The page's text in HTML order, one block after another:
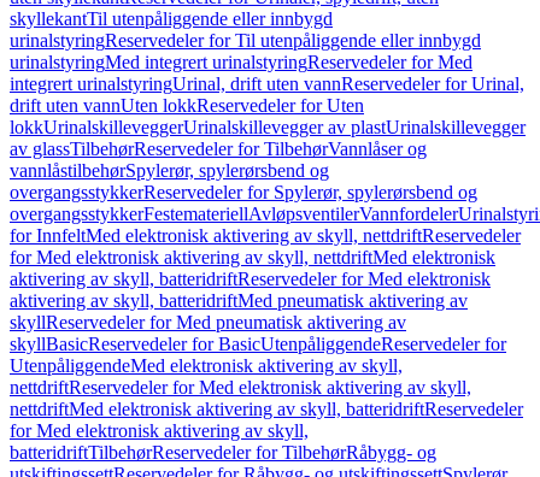
skyllekantTil utenpåliggende eller innbygd
urinalstyringReservedeler for Til utenpåliggende eller innbygd
urinalstyringMed integrert urinalstyringReservedeler for Med
integrert urinalstyringUrinal, drift uten vannReservedeler for Urinal,
drift uten vannUten lokkReservedeler for Uten
lokkUrinalskilleveggerUrinalskillevegger av plastUrinalskillevegger
av glassTilbehørReservedeler for TilbehørVannlåser og
vannlåstilbehørSpylerør, spylerørsbend og
overgangsstykkerReservedeler for Spylerør, spylerørsbend og
overgangsstykkerFestemateriellAvløpsventilerVannfordeler
for InnfeltMed elektronisk aktivering av skyll, nettdriftReservedeler
for Med elektronisk aktivering av skyll, nettdriftMed elektronisk
aktivering av skyll, batteridriftReservedeler for Med elektronisk
aktivering av skyll, batteridriftMed pneumatisk aktivering av
skyllReservedeler for Med pneumatisk aktivering av
skyllBasicReservedeler for BasicUtenpåliggendeReservedeler for
UtenpåliggendeMed elektronisk aktivering av skyll,
nettdriftReservedeler for Med elektronisk aktivering av skyll,
nettdriftMed elektronisk aktivering av skyll, batteridriftReservedeler
for Med elektronisk aktivering av skyll,
batteridriftTilbehørReservedeler for TilbehørRåbygg- og